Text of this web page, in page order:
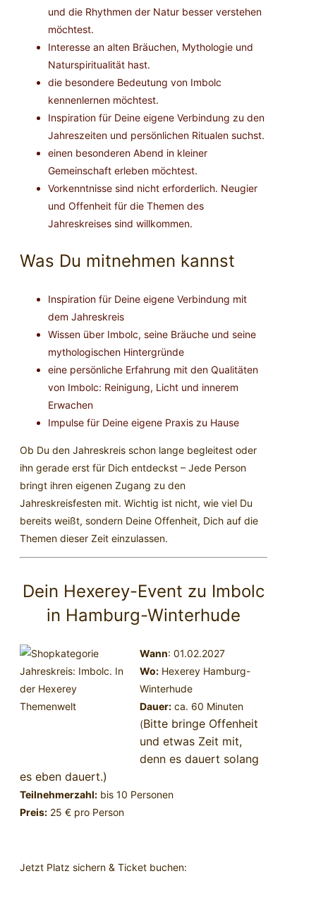
und die Rhythmen der Natur besser verstehen
möchtest.
Interesse an alten Bräuchen, Mythologie und
Naturspiritualität hast.
die besondere Bedeutung von Imbolc
kennenlernen möchtest.
Inspiration für Deine eigene Verbindung zu den
Jahreszeiten und persönlichen Ritualen suchst.
einen besonderen Abend in kleiner
Gemeinschaft erleben möchtest.
Vorkenntnisse sind nicht erforderlich. Neugier
und Offenheit für die Themen des
Jahreskreises sind willkommen.
Was Du mitnehmen kannst
Inspiration für Deine eigene Verbindung mit
dem Jahreskreis
Wissen über Imbolc, seine Bräuche und seine
mythologischen Hintergründe
eine persönliche Erfahrung mit den Qualitäten
von Imbolc: Reinigung, Licht und innerem
Erwachen
Impulse für Deine eigene Praxis zu Hause
Ob Du den Jahreskreis schon lange begleitest oder
ihn gerade erst für Dich entdeckst – Jede Person
bringt ihren eigenen Zugang zu den
Jahreskreisfesten mit. Wichtig ist nicht, wie viel Du
bereits weißt, sondern Deine Offenheit, Dich auf die
Themen dieser Zeit einzulassen.
Dein Hexerey-Event zu Imbolc
in Hamburg-Winterhude
Wann: 01.02.2027
Wo: Hexerey Hamburg-
Winterhude
Dauer: ca. 60 Minuten
(Bitte bringe Offenheit
und etwas Zeit mit,
denn es dauert solang
es eben dauert.)
Teilnehmerzahl: bis 10 Personen
Preis: 25 € pro Person
Jetzt Platz sichern & Ticket buchen: